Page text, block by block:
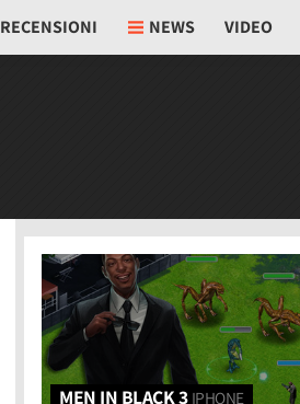
RECENSIONI NEWS VIDEO
MEN IN BLACK 3 IPHONE